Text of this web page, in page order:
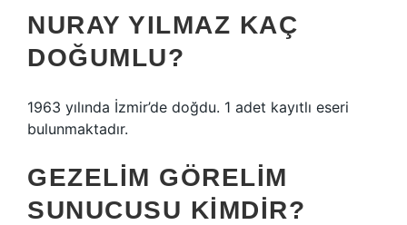
NURAY YILMAZ KAÇ
DOĞUMLU?
1963 yılında İzmir’de doğdu. 1 adet kayıtlı eseri
bulunmaktadır.
GEZELIM GÖRELIM
SUNUCUSU KIMDIR?